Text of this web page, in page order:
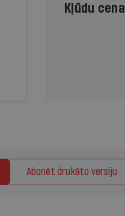
Kļūdu cena
Abonēt drukāto versiju